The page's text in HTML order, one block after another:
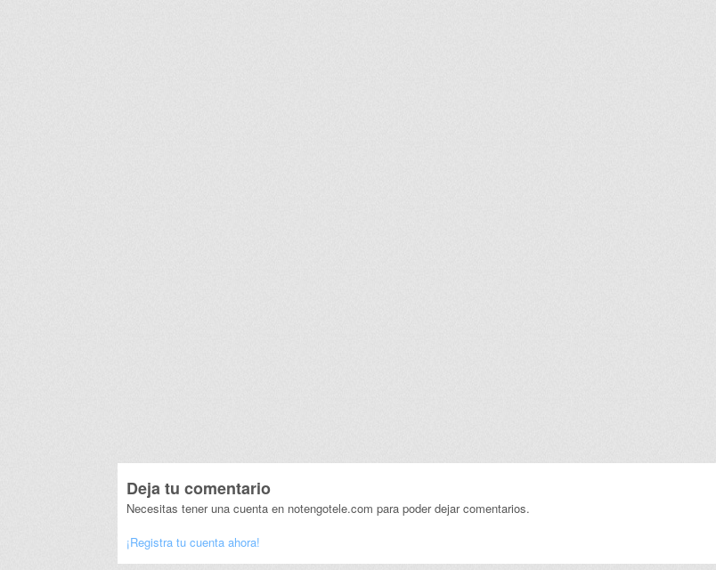
Deja tu comentario
Necesitas tener una cuenta en notengotele.com para poder dejar comentarios.
¡Registra tu cuenta ahora!